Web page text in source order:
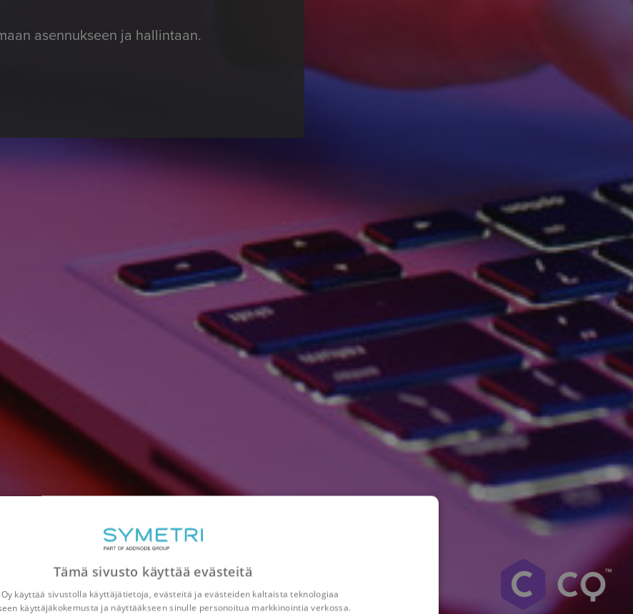
asennukseen ja hallintaan.
Tämä sivusto käyttää evästeitä
käyttää sivustolla käyttäjätietoja, evästeitä ja evästeiden kaltaista teknologiaa
käyttäjäkokemusta ja näyttääkseen sinulle personoitua markkinointia verkossa.